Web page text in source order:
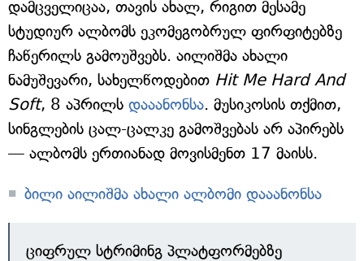
დამცველიცაა, თავის ახალ, რიგით მესამე
სტუდიურ ალბომს ეკომეგობრულ ფირფიტებზე
ჩაწერილს გამოუშვებს. აილიშმა ახალი
ნამუშევარი, სახელწოდებით Hit Me Hard And
Soft, 8 აპრილს დააანონსა. მუსიკოსის თქმით,
სინგლების ცალ-ცალკე გამოშვებას არ აპირებს
— ალბომს ერთიანად მოვისმენთ 17 მაისს.
ბილი აილიშმა ახალი ალბომი დააანონსა
ციფრულ სტრიმინგ პლატფორმებზე